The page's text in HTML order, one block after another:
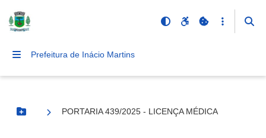
Prefeitura de Inácio Martins
Botão Menu
PORTARIA 439/2025 - LICENÇA MÉDICA